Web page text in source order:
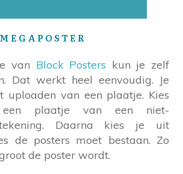
van Block Posters kun je zelf
Dat werkt heel eenvoudig. Je
uploaden van een plaatje. Kies
een plaatje van een niet-
Daarna kies je uit
de posters moet bestaan. Zo
de poster wordt.